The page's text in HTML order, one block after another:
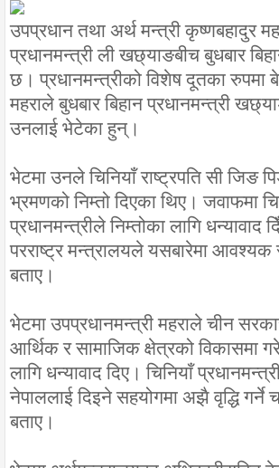
उपप्रधान तथा अर्थ मन्त्री कृष्णबहादुर
प्रधानमन्त्री ली खछ्याङबीच बुधबार
छ। प्रधानमन्त्रीको विशेष दूतका रुपमा
महराले बुधबार बिहान प्रधानमन्त्री
उनलाई भेटेका हुन्।
भेटमा उनले चिनियाँ राष्ट्रपति सी जिङ
भ्रमणको निम्तो दिएका थिए। जवाफमा
प्रधानमन्त्रीले निम्तोका लागि धन्यावाद
परराष्ट्र मन्त्रालयले यसबारेमा आवश्यक
बताए।
भेटमा उपप्रधानमन्त्री महराले चीन
आर्थिक र सामाजिक क्षेत्रको विकासमा
लागि धन्यावाद दिए। चिनियाँ
नेपाललाई दिइने सहयोगमा अझै वृद्धि गर्ने
बताए।